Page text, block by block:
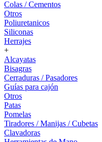
Colas / Cementos
Otros
Poliuretanicos
Siliconas
Herrajes
+
Alcayatas
Bisagras
Cerraduras / Pasadores
Guías para cajón
Otros
Patas
Pomelas
Tiradores / Manijas / Cubetas
Clavadoras